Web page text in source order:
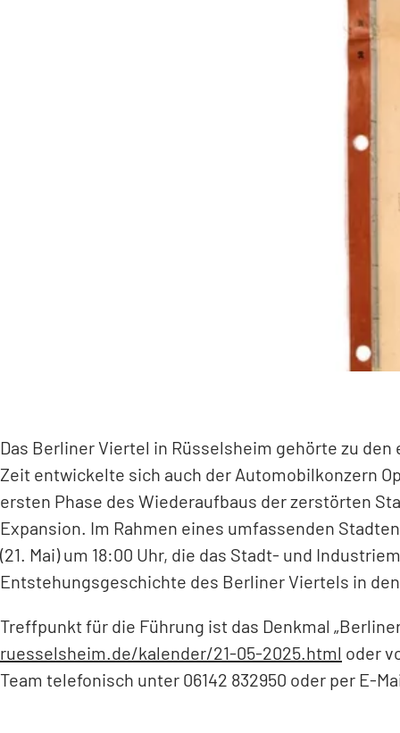
Das Berliner Viertel in Rüsselsheim gehörte zu
Zeit entwickelte sich auch der Automobilkonzern
ersten Phase des Wiederaufbaus der zerstörten
Expansion. Im Rahmen eines umfassenden
(21. Mai) um 18:00 Uhr, die das Stadt- und
Entstehungsgeschichte des Berliner Viertels in
Treffpunkt für die Führung ist das Denkmal
ruesselsheim.de/kalender/21-05-2025.html
(Öffnet
in
oder
Team telefonisch unter 06142 832950 oder per E-